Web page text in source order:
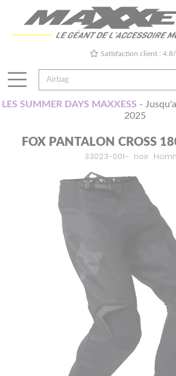
Satisfaction client :
LES SUMMER DAYS MAXXESS -
2025
FOX PANTALON CROSS
33023-001- noir